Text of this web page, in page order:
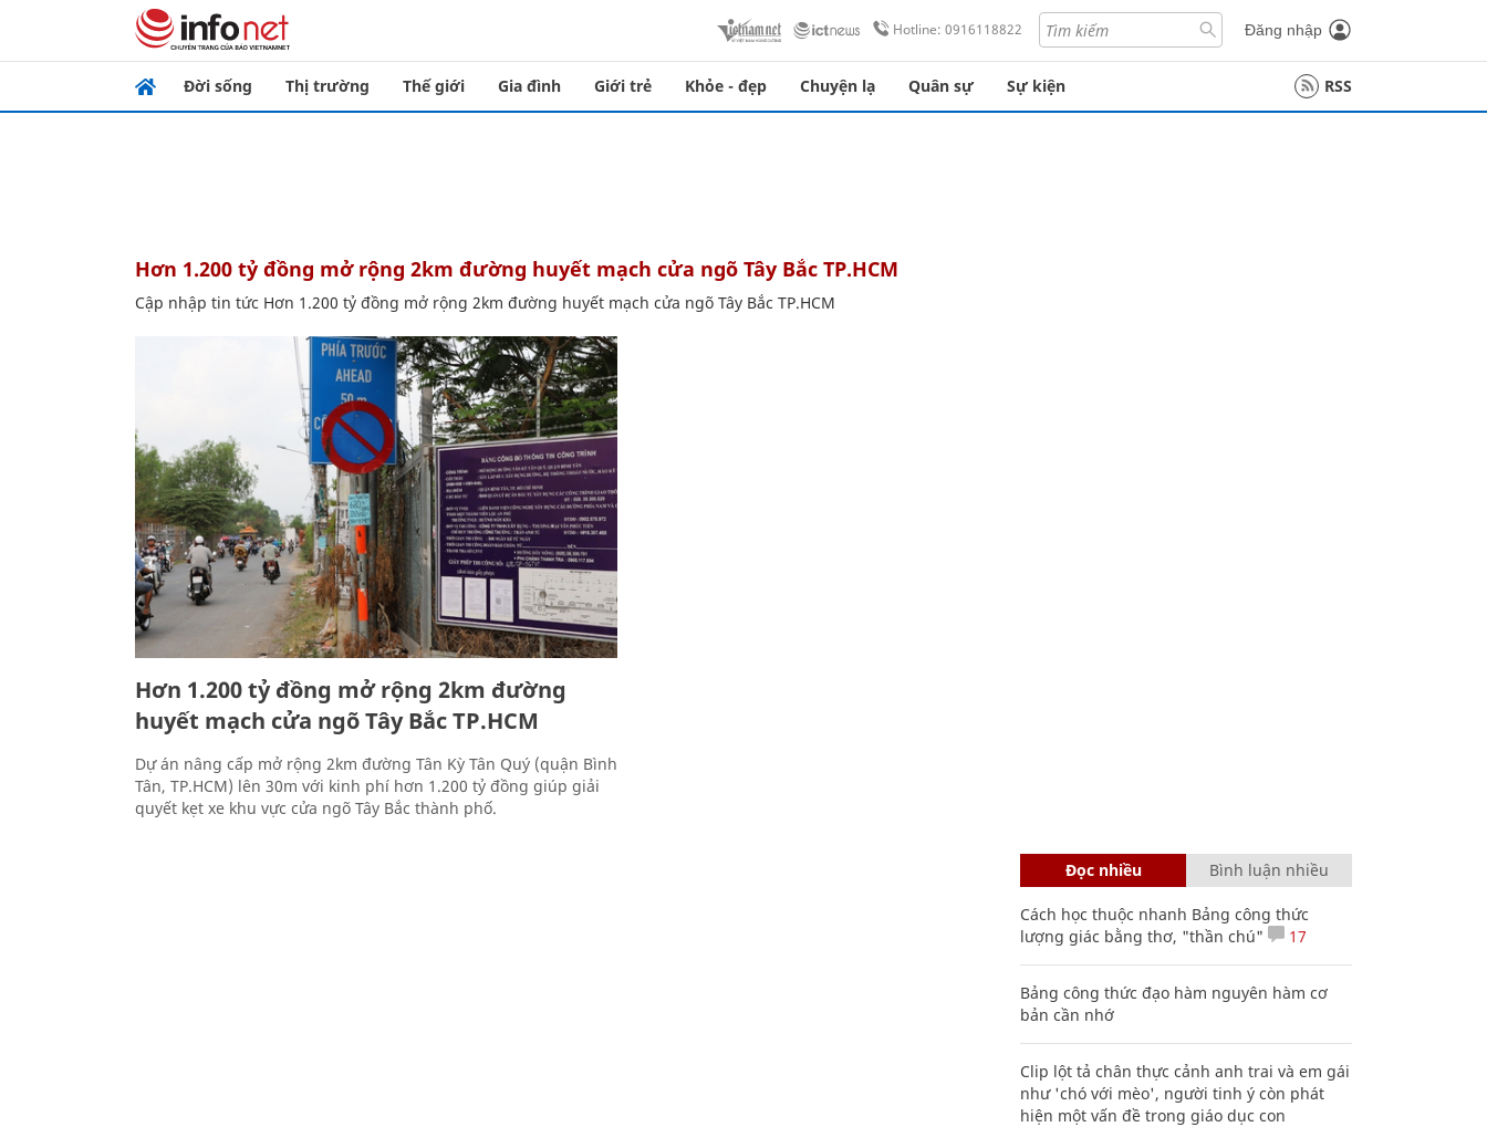
Hotline: 0916118822 Đăng nhập
Đời sống Thị trường Thế giới Gia đình Giới trẻ Khỏe - đẹp Chuyện lạ Quân sự Sự kiện RSS
Hơn 1.200 tỷ đồng mở rộng 2km đường huyết mạch cửa ngõ Tây Bắc TP.HCM
Cập nhập tin tức Hơn 1.200 tỷ đồng mở rộng 2km đường huyết mạch cửa ngõ Tây Bắc TP.HCM
Hơn 1.200 tỷ đồng mở rộng 2km đường
huyết mạch cửa ngõ Tây Bắc TP.HCM
Dự án nâng cấp mở rộng 2km đường Tân Kỳ Tân Quý (quận Bình
Tân, TP.HCM) lên 30m với kinh phí hơn 1.200 tỷ đồng giúp giải
quyết kẹt xe khu vực cửa ngõ Tây Bắc thành phố.
Đọc nhiều Bình luận nhiều
Cách học thuộc nhanh Bảng công thức
lượng giác bằng thơ, "thần chú"
17
Bảng công thức đạo hàm nguyên hàm cơ
bản cần nhớ
Clip lột tả chân thực cảnh anh trai và em gái
như 'chó với mèo', người tinh ý còn phát
hiện một vấn đề trong giáo dục con